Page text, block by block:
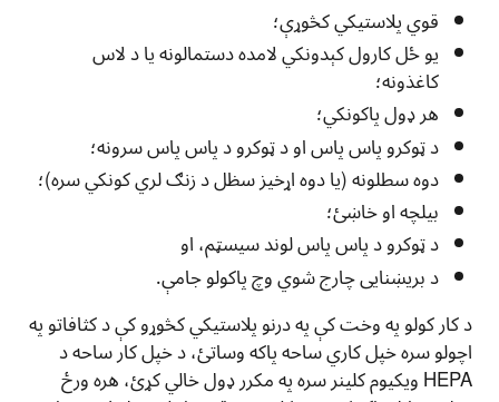
قوي پلاستيکي کڅوړې؛
یو ځل کارول کېدونکي لامده دستمالونه یا د لاس
کاغذونه؛
هر ډول پاکونکي؛
د ټوکرو پاس پاس او د ټوکرو د پاس پاس سرونه؛
دوه سطلونه (یا دوه اړخیز سظل د زنګ لري کونکي سره)؛
بیلچه او خاښئ؛
د ټوکرو د پاس پاس لوند سیسټم، او
د بریښنایی چارج شوي وچ پاکولو جامې.
د کار کولو په وخت کې په درنو پلاستيکي کڅوړو کې د کثافاتو په
اچولو سره خپل کاري ساحه پاکه وساتئ، د خپل کار ساحه د
HEPA ویکیوم کلینر سره په مکرر ډول خالي کړئ، هره ورځ